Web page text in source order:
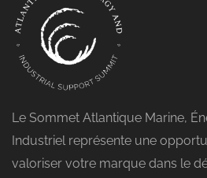
Le Sommet Atlantique Marine,
Industriel représente une
valoriser votre marque dans le